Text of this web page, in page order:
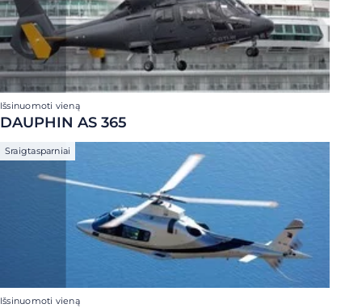
Išsinuomoti vieną
DAUPHIN AS 365
Sraigtasparniai
Išsinuomoti vieną